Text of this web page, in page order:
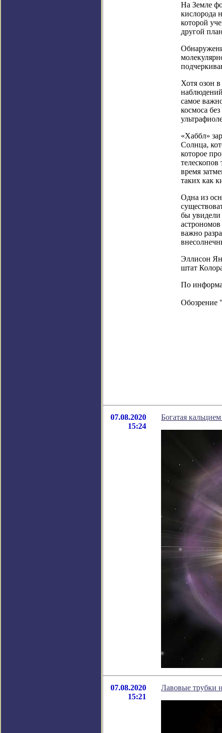
На Земле
кислорода
которой
другой
Хотя озон
самое
космоса
«Хаббл»
Солнца,
которое
время
таких как
Одна из
бы увидели
важно
Эллисон
штат
По
Обозрение
07.08.2020
15:24
Богатая
07.08.2020
15:21
Лавовые трубки